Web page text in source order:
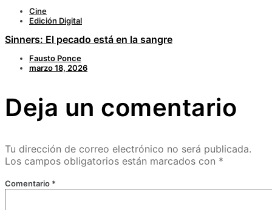
Cine
Edición Digital
Sinners: El pecado está en la sangre
Fausto Ponce
marzo 18, 2026
Deja un comentario
Tu dirección de correo electrónico no será publicada.
Los campos obligatorios están marcados con *
Comentario *